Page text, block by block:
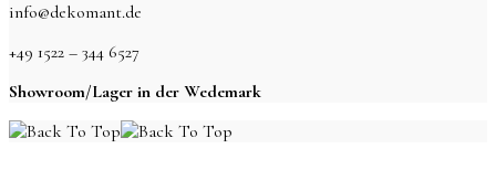
info@dekomant.de
+49 1522 – 344 6527
Showroom/Lager in der Wedemark